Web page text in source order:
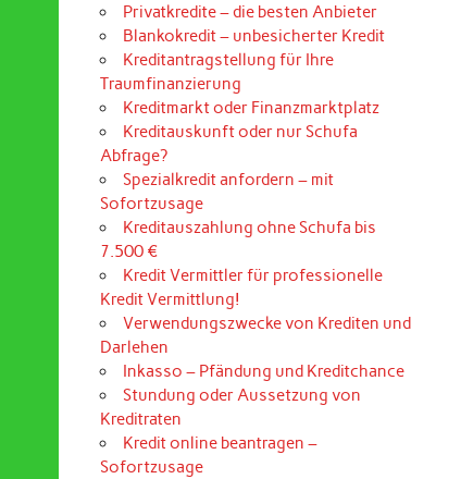
Privatkredite – die besten Anbieter
Blankokredit – unbesicherter Kredit
Kreditantragstellung für Ihre
Traumfinanzierung
Kreditmarkt oder Finanzmarktplatz
Kreditauskunft oder nur Schufa
Abfrage?
Spezialkredit anfordern – mit
Sofortzusage
Kreditauszahlung ohne Schufa bis
7.500 €
Kredit Vermittler für professionelle
Kredit Vermittlung!
Verwendungszwecke von Krediten und
Darlehen
Inkasso – Pfändung und Kreditchance
Stundung oder Aussetzung von
Kreditraten
Kredit online beantragen –
Sofortzusage